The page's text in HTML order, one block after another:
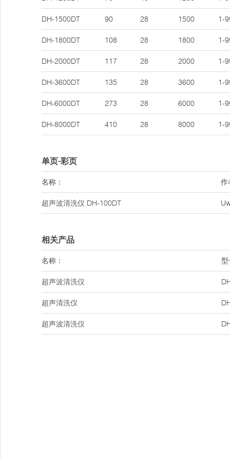
DH-1500DT 90 28 1500 1-
DH-1800DT 108 28 1800 1-
DH-2000DT 117 28 2000 1-
DH-3600DT 135 28 3600 1-
DH-6000DT 273 28 6000 1-
DH-8000DT 410 28 8000 1-
单页-彩页
名称： 作
超声波清洗仪 DH-100DT
相关产品
名称： 型
超声波清洗仪
超声清洗仪
超声波清洗仪